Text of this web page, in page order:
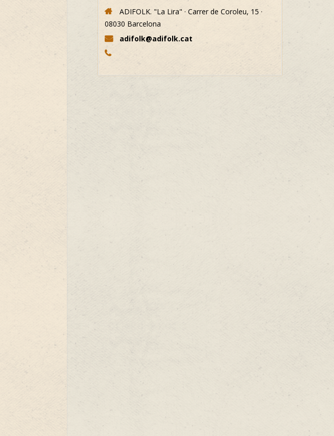
ADIFOLK. "La Lira" · Carrer de Coroleu, 15 ·
08030 Barcelona
adifolk@adifolk.cat